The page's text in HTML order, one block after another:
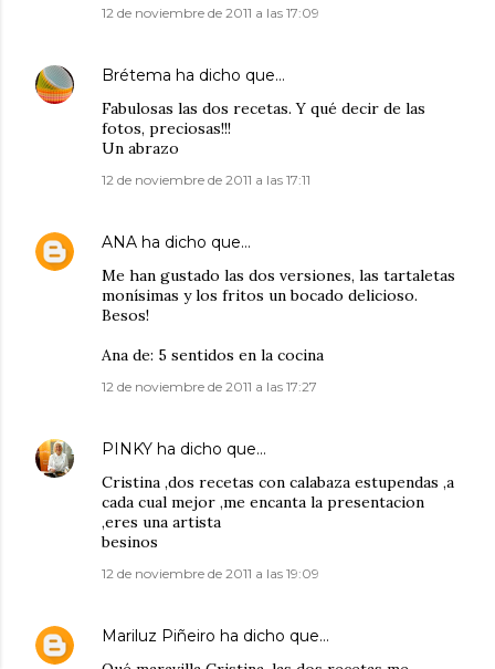
12 de noviembre de 2011 a las 17:09
Brétema ha dicho que…
Fabulosas las dos recetas. Y qué decir de las
fotos, preciosas!!!
Un abrazo
12 de noviembre de 2011 a las 17:11
ANA ha dicho que…
Me han gustado las dos versiones, las tartaletas
monísimas y los fritos un bocado delicioso.
Besos!
Ana de: 5 sentidos en la cocina
12 de noviembre de 2011 a las 17:27
PINKY ha dicho que…
Cristina ,dos recetas con calabaza estupendas ,a
cada cual mejor ,me encanta la presentacion
,eres una artista
besinos
12 de noviembre de 2011 a las 19:09
Mariluz Piñeiro ha dicho que…